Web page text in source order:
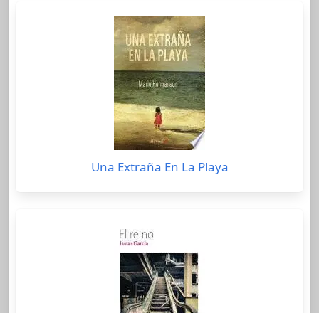
Una Extraña En La Playa